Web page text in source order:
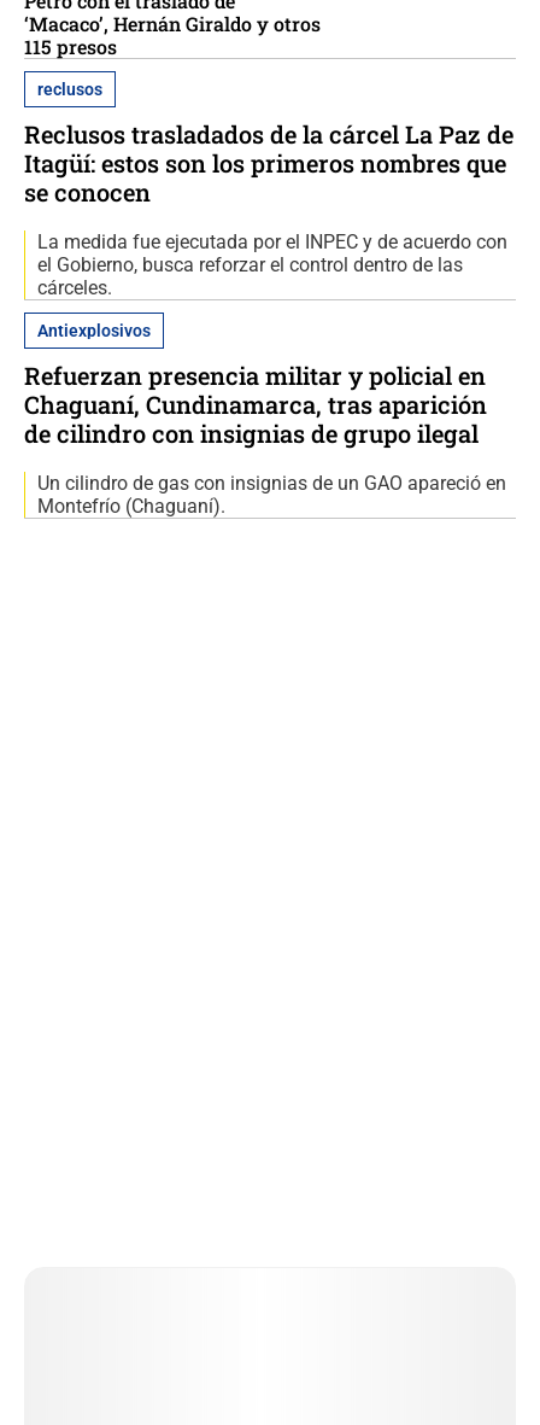
‘Macaco’, Hernán Giraldo y otros
115 presos
reclusos
Reclusos trasladados de la cárcel La Paz de
Itagüí: estos son los primeros nombres que
se conocen
La medida fue ejecutada por el INPEC y de acuerdo con
el Gobierno, busca reforzar el control dentro de las
cárceles.
Antiexplosivos
Refuerzan presencia militar y policial en
Chaguaní, Cundinamarca, tras aparición
de cilindro con insignias de grupo ilegal
Un cilindro de gas con insignias de un GAO apareció en
Montefrío (Chaguaní).